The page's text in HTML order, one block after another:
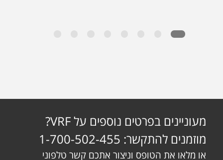
מעוניינים בפרטים נוספים על VRF?
מוזמנים להתקשר: 1-700-502-455
או מלאו את הטופס וניצור אתכם קשר טלפוני